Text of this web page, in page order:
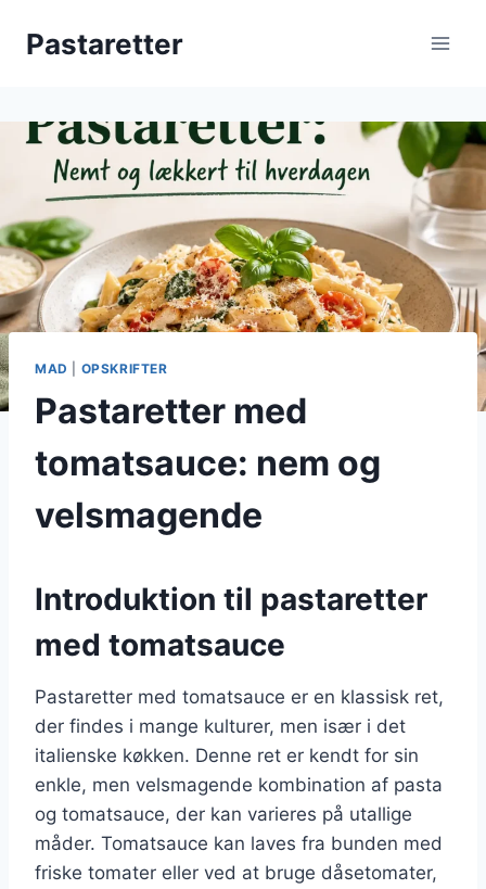
Pastaretter
MAD OPSKRIFTER
Pastaretter med
tomatsauce: nem og
velsmagende
Introduktion til pastaretter
med tomatsauce
Pastaretter med tomatsauce er en klassisk ret,
der findes i mange kulturer, men især i det
italienske køkken. Denne ret er kendt for sin
enkle, men velsmagende kombination af pasta
og tomatsauce, der kan varieres på utallige
måder. Tomatsauce kan laves fra bunden med
friske tomater eller ved at bruge dåsetomater,